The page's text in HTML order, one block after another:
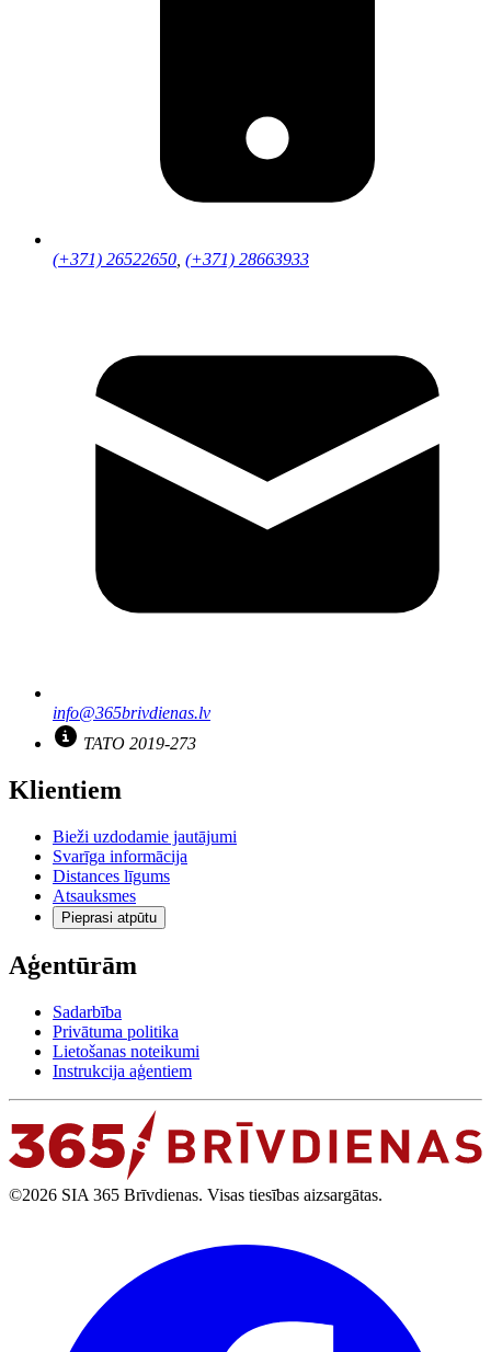
(+371) 26522650, (+371) 28663933
info@365brivdienas.lv
TATO 2019-273
Klientiem
Bieži uzdodamie jautājumi
Svarīga informācija
Distances līgums
Atsauksmes
Pieprasi atpūtu
Aģentūrām
Sadarbība
Privātuma politika
Lietošanas noteikumi
Instrukcija aģentiem
©2026 SIA 365 Brīvdienas. Visas tiesības aizsargātas.